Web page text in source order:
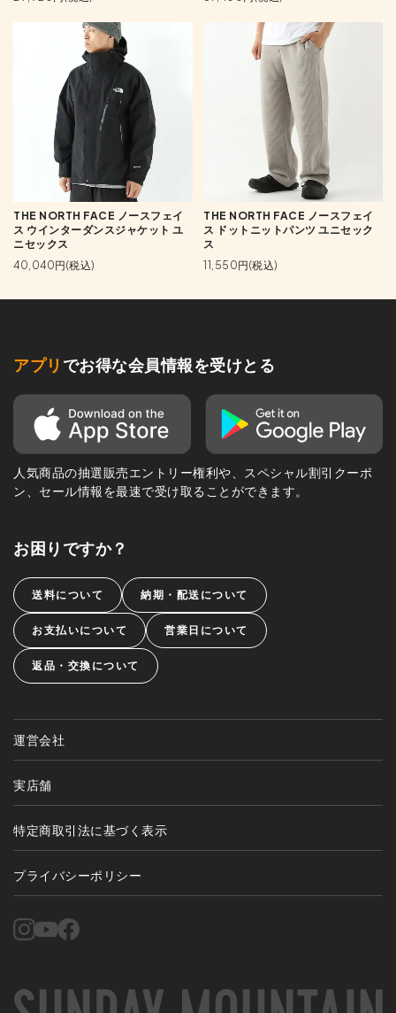
THE NORTH FACE ノースフェイ
ス ウインターダンスジャケット ユ
ニセックス
40,040円(税込)
THE NORTH FACE ノースフェイ
ス ドットニットパンツ ユニセック
ス
11,550円(税込)
アプリ でお得な会員情報を受けとる
人気商品の抽選販売エントリー権利や、スペシャル割引クーポ
ン、セール情報を最速で受け取ることができます。
お困りですか？
送料について 納期・配送について
お支払いについて 営業日について
返品・交換について
運営会社
実店舗
特定商取引法に基づく表示
プライバシーポリシー